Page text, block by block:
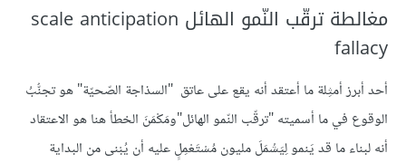
مغالطة ترقّب النّمو الهائل scale anticipation
fallacy
أحد أبرز أمثِلة ما أعتقد أنه يقع على عاتق "السذاجة الصّحيّة" هو تجنُّبُ
الوقوع في ما أسميته "ترقّب النّمو الهائل"ومَكْمَنَ الخطأ هنا هو الاعتقاد
أنه لبناء ما قد يَنمو لِيَشْمَلَ مليون مُسْتَعْمِلٍ عليه أن يُبْنى من البداية